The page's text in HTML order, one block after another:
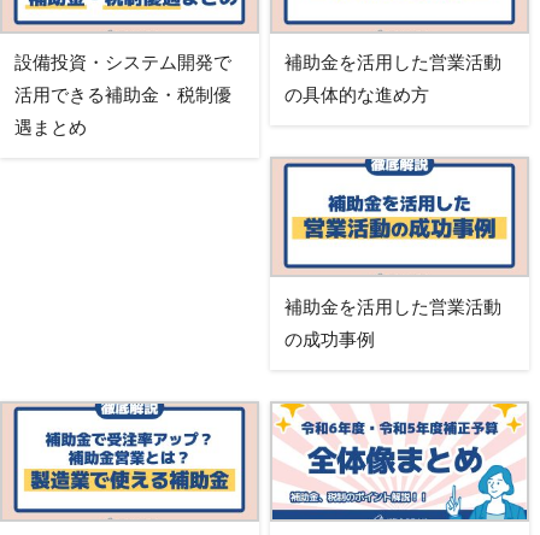
設備投資・システム開発で
活用できる補助金・税制優
遇まとめ
補助金を活用した営業活動
の具体的な進め方
補助金を活用した営業活動
の成功事例